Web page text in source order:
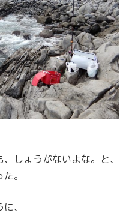
しょうがないよな。と、
。
、